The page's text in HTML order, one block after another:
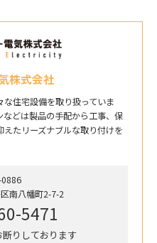
株式会社
住宅設備を取り扱っていま
どは製品の手配から工事、保
たリーズナブルな取り付けを
南八幡町2-7-2
5471
りしております